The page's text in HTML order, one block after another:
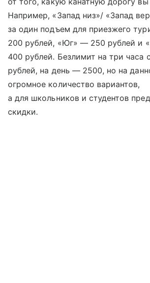
Например, «Запад низ»/ «Запад
за один подъем для приезжего
200 рублей, «Юг» — 250 рублей и
400 рублей. Безлимит на три часа
рублей, на день — 2500, но на
огромное количество вариантов,
а для школьников и студентов
скидки.